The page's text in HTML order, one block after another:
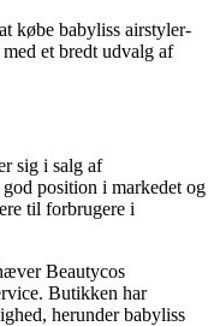
købe babyliss airstyler-
et bredt udvalg af
sig i salg af
position i markedet og
til forbrugere i
Beautycos
Butikken har
herunder babyliss